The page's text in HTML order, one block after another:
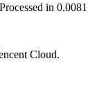
in
Cloud.